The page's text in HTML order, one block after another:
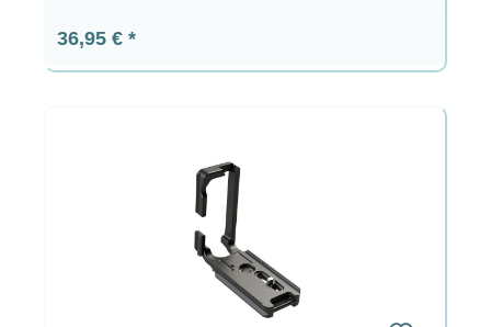
Precio normal:
36,95 €